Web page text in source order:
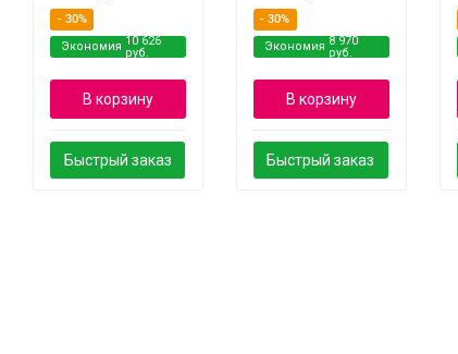
- 30%
Экономия 10 626
руб.
В корзину
Быстрый заказ
- 30%
Экономия 8 970
руб.
В корзину
Быстрый заказ